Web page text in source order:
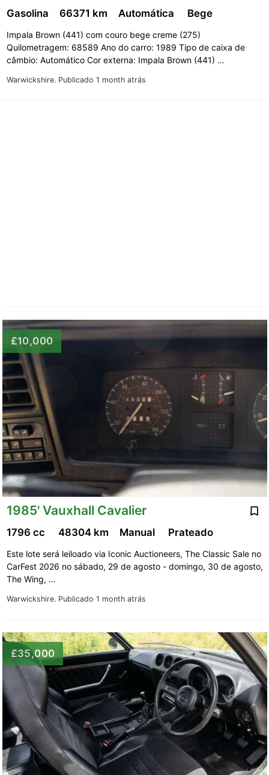
Warwickshire. Publicado 1 month atrás
Gasolina 66371 km Automática Bege
Impala Brown (441) com couro bege creme (275)
Quilometragem: 68589 Ano do carro: 1989 Tipo de caixa de
câmbio: Automático Cor externa: Impala Brown (441) …
£10,000
1985' Vauxhall Cavalier
Warwickshire. Publicado 1 month atrás
1796 cc 48304 km Manual Prateado
Este lote será leiloado via Iconic Auctioneers, The Classic Sale no
CarFest 2026 no sábado, 29 de agosto - domingo, 30 de agosto,
The Wing, …
£35,000